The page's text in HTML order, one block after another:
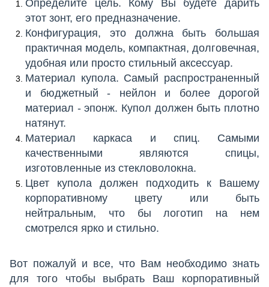
Определите цель. Кому Вы будете дарить
этот зонт, его предназначение.
Конфигурация, это должна быть большая
практичная модель, компактная, долговечная,
удобная или просто стильный аксессуар.
Материал купола. Самый распространенный
и бюджетный - нейлон и более дорогой
материал - эпонж. Купол должен быть плотно
натянут.
Материал каркаса и спиц. Самыми
качественными являются спицы,
изготовленные из стекловолокна.
Цвет купола должен подходить к Вашему
корпоративному цвету или быть
нейтральным, что бы логотип на нем
смотрелся ярко и стильно.
Вот пожалуй и все, что Вам необходимо знать
для того чтобы выбрать Ваш корпоративный